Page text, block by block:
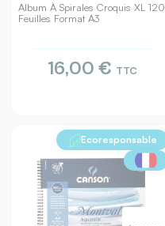
Album À Spirales Croquis XL 120
Feuilles Format A3
16,00 € TTC
Ecoresponsable